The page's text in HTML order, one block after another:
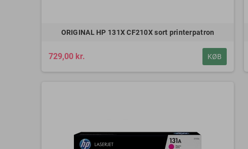
ORIGINAL HP 131X CF210X sort printerpatron
729,00 kr. KØB